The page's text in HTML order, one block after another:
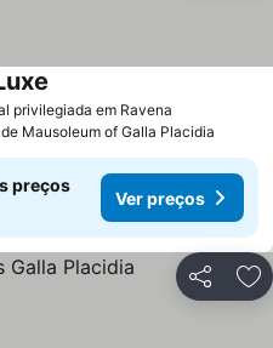
privilegiada em Ravena
Mausoleum of Galla Placidia
preços
Ver preços
Partilhar